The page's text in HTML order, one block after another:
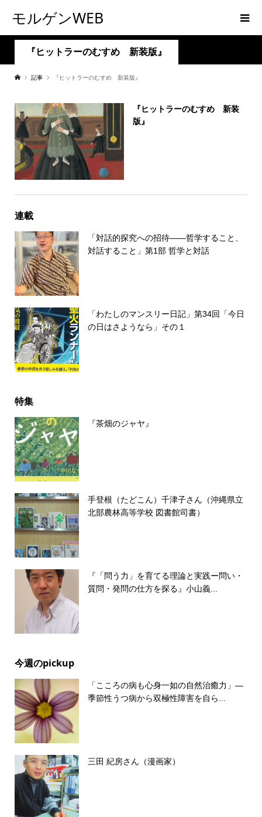
モルゲンWEB
『ヒットラーのむすめ 新装版』
記事 『ヒットラーのむすめ 新装版』
『ヒットラーのむすめ 新装
版』
連載
「対話的探究への招待――哲学すること、
対話すること」第1部 哲学と対話
「わたしのマンスリー日記」第34回「今日
の日はさようなら」その１
特集
『茶畑のジャヤ』
手登根（たどこん）千津子さん（沖縄県立
北部農林高等学校 図書館司書）
『「問う力」を育てる理論と実践ー問い・
質問・発問の仕方を探る』小山義...
今週のpickup
「こころの病も心身一如の自然治癒力」―
季節性うつ病から双極性障害を自ら...
三田 紀房さん（漫画家）